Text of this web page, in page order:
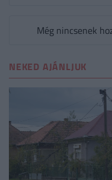
Még nincsenek
NEKED AJÁNLJUK